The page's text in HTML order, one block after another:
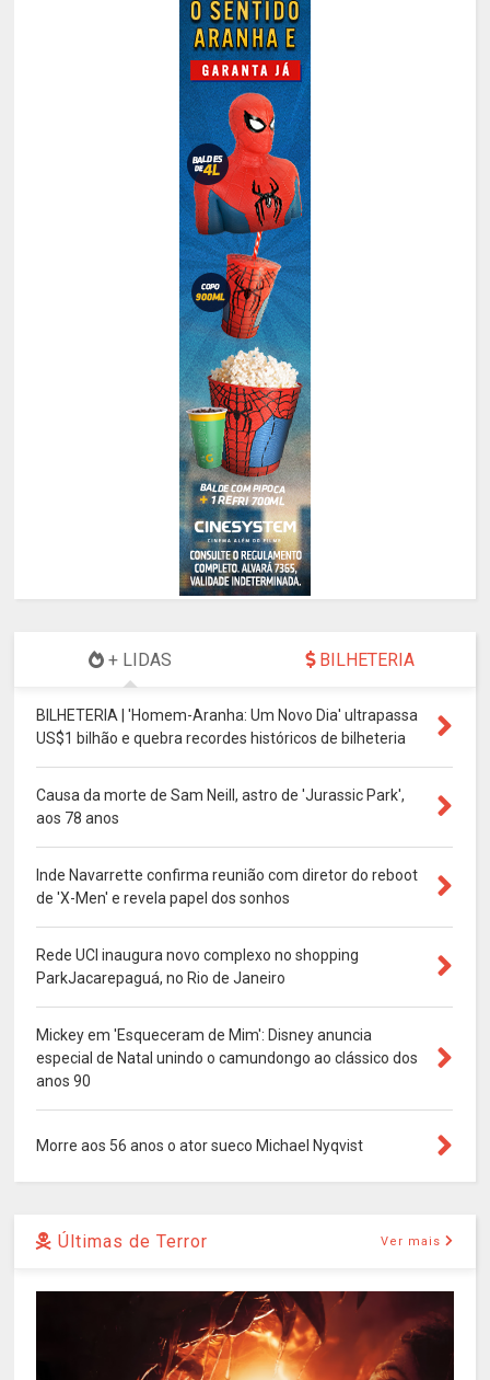
+ LIDAS BILHETERIA
BILHETERIA | 'Homem-Aranha: Um Novo Dia' ultrapassa
US$1 bilhão e quebra recordes históricos de bilheteria
Causa da morte de Sam Neill, astro de 'Jurassic Park',
aos 78 anos
Inde Navarrette confirma reunião com diretor do reboot
de 'X-Men' e revela papel dos sonhos
Rede UCI inaugura novo complexo no shopping
ParkJacarepaguá, no Rio de Janeiro
Mickey em 'Esqueceram de Mim': Disney anuncia
especial de Natal unindo o camundongo ao clássico dos
anos 90
Morre aos 56 anos o ator sueco Michael Nyqvist
Últimas de Terror Ver mais